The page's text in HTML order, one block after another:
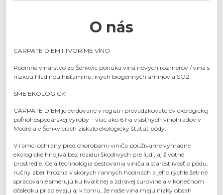
O nás
CARPATE DIEM I TVORÍME VÍNO
Rodinné vinárstvo zo Šenkvíc ponúka vína nových rozmerov / vína s
nízkou hladinou histamínu, iných biogénnych amínov a SO2.
SME EKOLOGICKÍ
CARPATE DIEM je evidované v registri prevádzkovateľov ekologickej
poľnohospodárskej výroby – viac ako 6 ha vlastných vinohradov v
Modre a v Šenkviciach získalo ekologický štatút pôdy.
V rámci ochrany pred chorobami viniča používame výhradne
ekologické hnojivá bez rezíduí škodlivých pre ľudí, aj životné
prostredie. Celá technológia pestovania viniča a starostlivosť o pôdu,
ručný zber hrozna v skorých ranných hodinách a jeho rýchle šetrné
spracovanie smerujú ku kvalitnej a zdravej surovine a v konečnom
dôsledku prispievajú aj k tomu, že naše vína majú nízky obsah